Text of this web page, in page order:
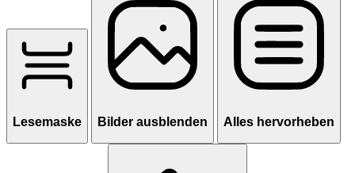
Lesemaske Bilder ausblenden Alles hervorheben